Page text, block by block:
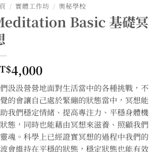
/ 實體工作坊 / 奧秘學校
Basic 基礎冥
4,000
汲汲營營地面對生活當中的各種挑戰，不
的會讓自己處於緊繃的狀態當中，冥想能
我們穩定情緒、提高專注力、平穩身體機
態，同時也能藉由冥想來滋養、照顧我們
魂。科學上已經證實冥想的過程中我們的
會維持在平穩的狀態，穩定狀態也能有效